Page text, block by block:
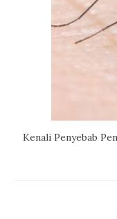
Kenali Penyebab